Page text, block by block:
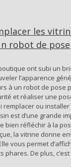
les
robot de pose
ont subi un
l’apparence
à un robot de pose
et réaliser une
remplacer ou installer
est d’une grande
bien réfléchir à la
la vitrine donne
vous permet
De plus, c’est